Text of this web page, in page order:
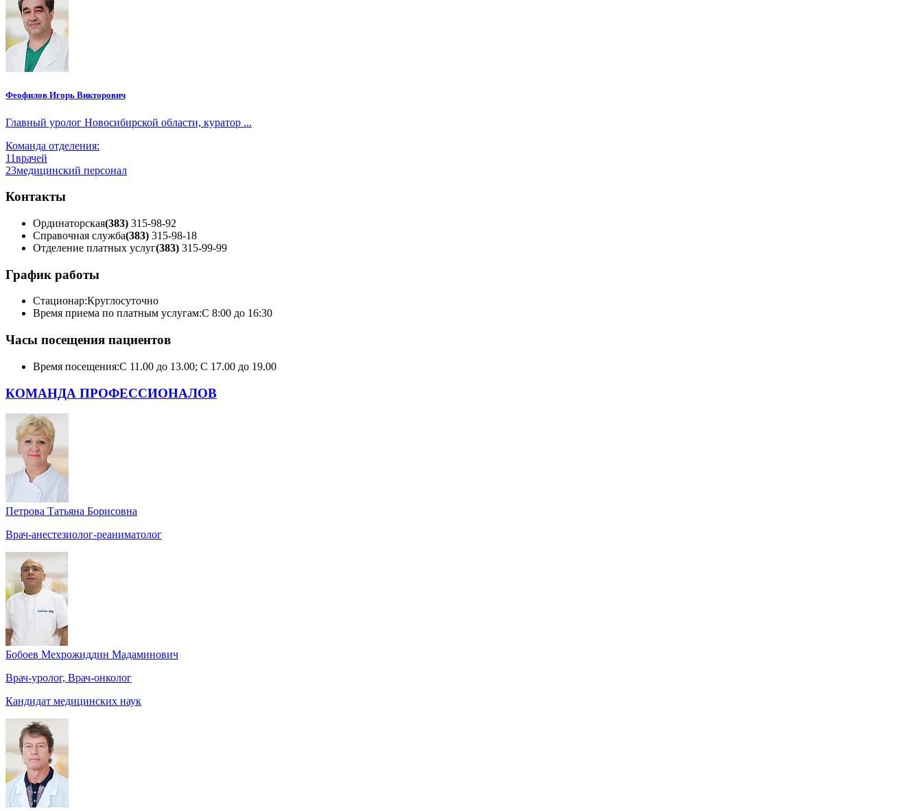
Феофилов Игорь Викторович
Главный уролог Новосибирской области, куратор ...
Команда отделения:
11врачей
23медицинский персонал
Контакты
Ординаторская(383) 315-98-92
Справочная служба(383) 315-98-18
Отделение платных услуг(383) 315-99-99
График работы
Стационар:Круглосуточно
Время приема по платным услугам:С 8:00 до 16:30
Часы посещения пациентов
Время посещения:С 11.00 до 13.00; С 17.00 до 19.00
КОМАНДА ПРОФЕССИОНАЛОВ
Петрова Татьяна Борисовна
Врач-анестезиолог-реаниматолог
Бобоев Мехрожиддин Мадаминович
Врач-уролог, Врач-онколог
Кандидат медицинских наук